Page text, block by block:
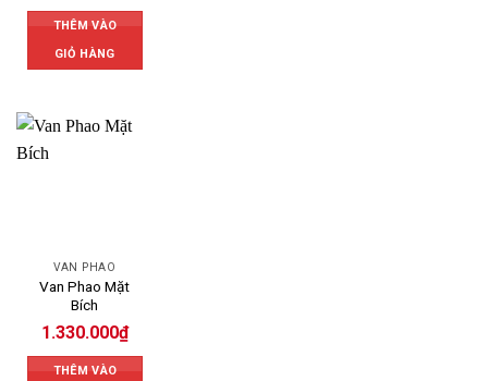
THÊM VÀO
GIỎ HÀNG
VAN PHAO
Van Phao Mặt
Bích
1.330.000₫
THÊM VÀO